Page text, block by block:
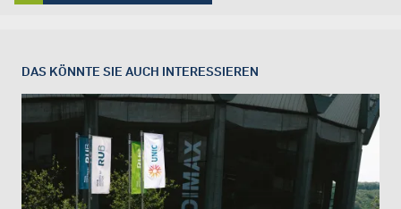
DAS KÖNNTE SIE AUCH INTERESSIEREN